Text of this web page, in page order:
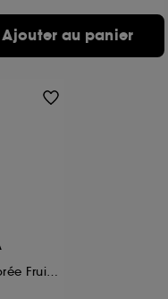
Ajouter au panier
Eau De Toilette Chyprée Fruitée